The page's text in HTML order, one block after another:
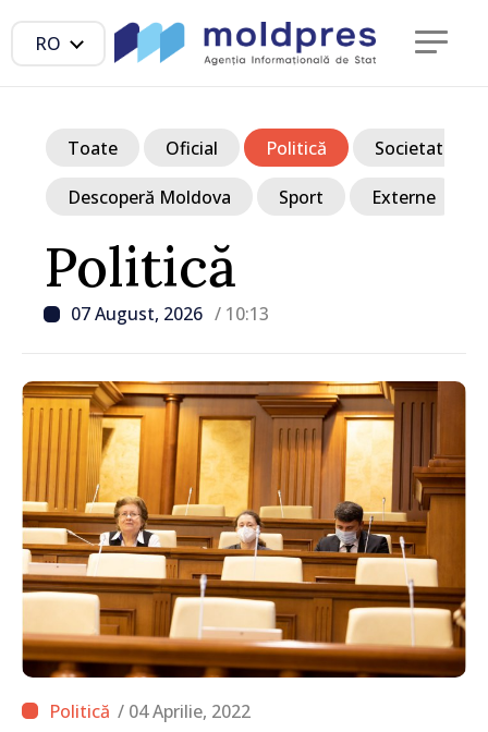
RO
Politică
07 August, 2026 / 10:13
Toate Oficial Politică Societate
Descoperă Moldova Sport Externe
/ 04 Aprilie, 2022